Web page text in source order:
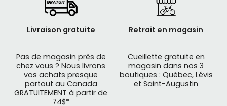
Livraison gratuite
Pas de magasin près de
chez vous ? Nous livrons
vos achats presque
partout au Canada
GRATUITEMENT à partir de
74$*
Retrait en magasin
Cueillette gratuite en
magasin dans nos 3
boutiques : Québec, Lévis
et Saint-Augustin